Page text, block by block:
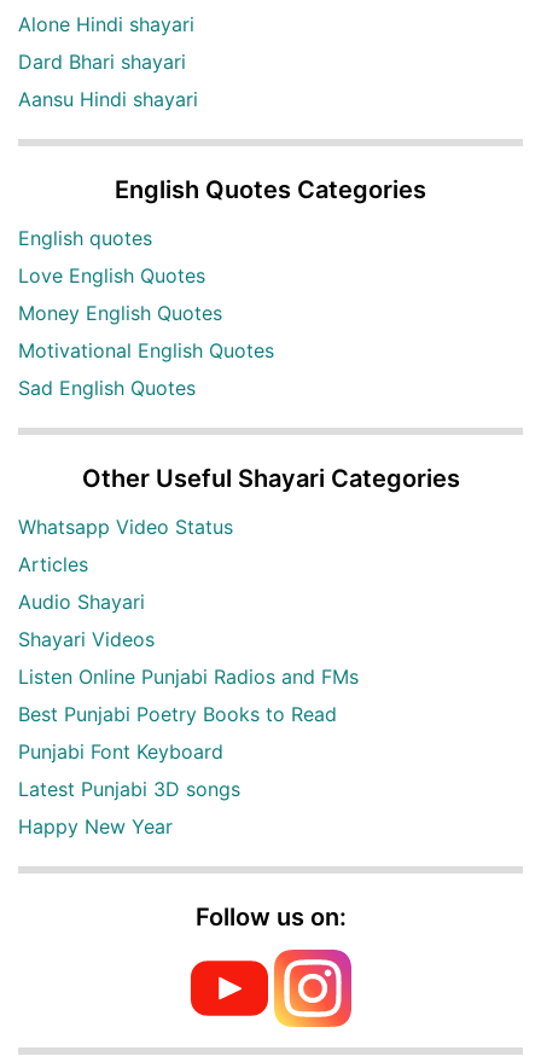
Alone Hindi shayari
Dard Bhari shayari
Aansu Hindi shayari
English Quotes Categories
English quotes
Love English Quotes
Money English Quotes
Motivational English Quotes
Sad English Quotes
Other Useful Shayari Categories
Whatsapp Video Status
Articles
Audio Shayari
Shayari Videos
Listen Online Punjabi Radios and FMs
Best Punjabi Poetry Books to Read
Punjabi Font Keyboard
Latest Punjabi 3D songs
Happy New Year
Follow us on: